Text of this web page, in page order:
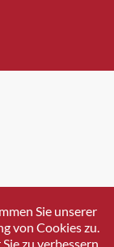
Sie unserer
von Cookies zu.
zu verbessern.